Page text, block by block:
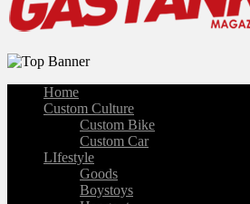
Home
Custom Culture
Custom Bike
Custom Car
LIfestyle
Goods
Boystoys